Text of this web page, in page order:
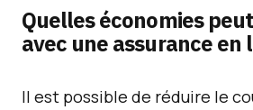
Quelles économies
avec une assurance en
Il est possible de réduire le